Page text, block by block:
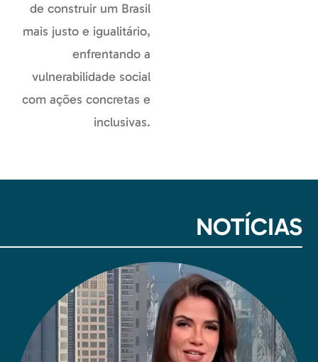
de construir um Brasil
mais justo e igualitário,
enfrentando a
vulnerabilidade social
com ações concretas e
inclusivas.
NOTÍCIAS